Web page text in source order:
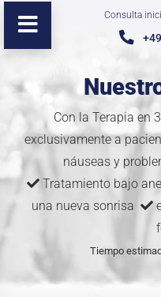
Consulta
Con la Terapia en
exclusivamente a
náuseas y
Tratamiento bajo
una nueva sonrisa
Tiempo